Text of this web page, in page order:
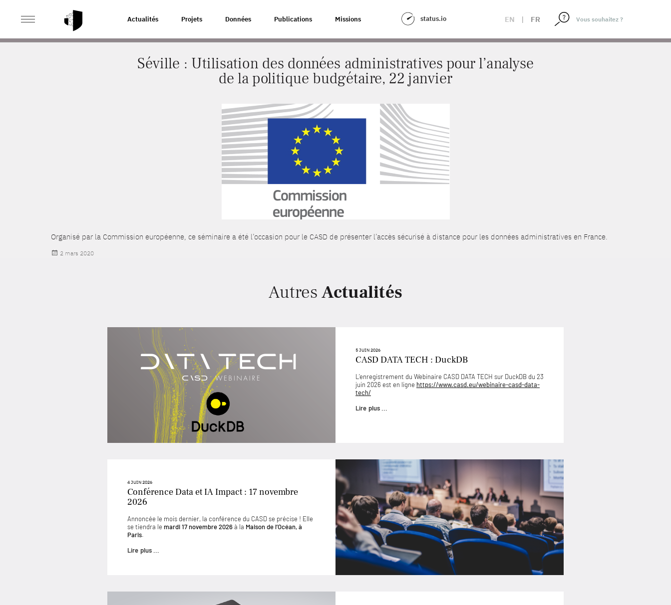
Actualités Projets Données Publications Missions status.io EN | FR
ACCUEIL ACTUALITÉS > SÉVILLE : UTILISATION DES DONNÉES ADMINISTRATIVES POUR L’ANALYSE DE LA POLITIQUE BUDGÉTAIRE, 22 JANVIER
Séville : Utilisation des données administratives pour l’analyse
de la politique budgétaire, 22 janvier
Organisé par la Commission européenne, ce séminaire a été l’occasion pour le CASD de présenter l’accès sécurisé à distance pour les données administratives en France.
Publié
2 mars 2020
Autres Actualités
5 JUIN 2026
CASD DATA TECH : DuckDB
L’enregistrement du Webinaire CASD DATA TECH sur DuckDB du 23
juin 2026 est en ligne https://www.casd.eu/webinaire-casd-data-
tech/
Lire plus ...
4 JUIN 2026
Conférence Data et IA Impact : 17 novembre
2026
Annoncée le mois dernier, la conférence du CASD se précise ! Elle
se tiendra le mardi 17 novembre 2026à la Maison de l’Océan, à
Paris.
Lire plus ...